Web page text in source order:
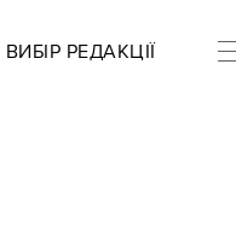
ВИБІР РЕДАКЦІЇ